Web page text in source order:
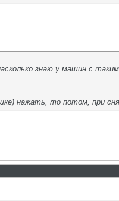
знаю у машин с таким
нажать, то потом, при